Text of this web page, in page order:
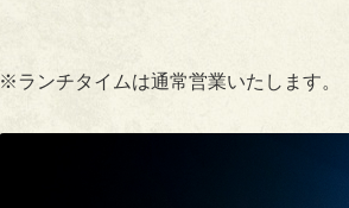
※ランチタイムは通常営業いたします。